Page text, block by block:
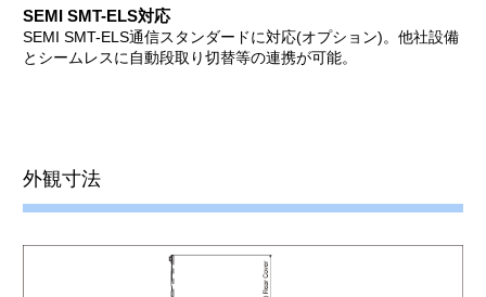
SEMI SMT-ELS対応
SEMI SMT-ELS通信スタンダードに対応(オプション)。他社設備
とシームレスに自動段取り切替等の連携が可能。
外観寸法